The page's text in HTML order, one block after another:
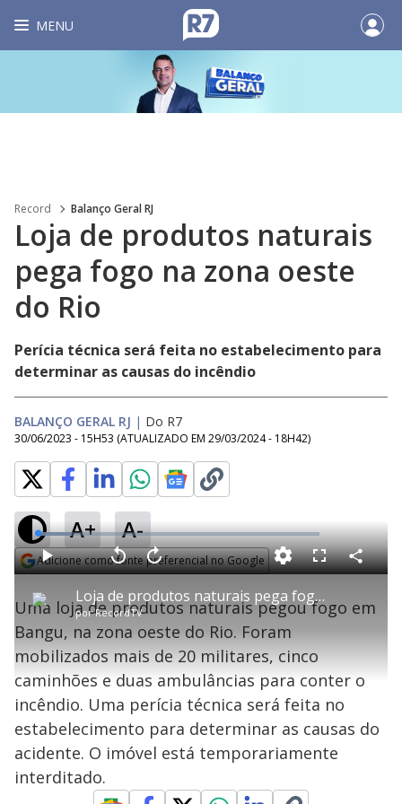
MENU
Record Balanço Geral RJ
Loja de produtos naturais
pega fogo na zona oeste
do Rio
Perícia técnica será feita no estabelecimento para
determinar as causas do incêndio
BALANÇO GERAL RJ | Do R7
30/06/2023 - 15H53 (ATUALIZADO EM 29/03/2024 - 18H42)
A+ A-
Adicione como fonte preferencial no Google
P
l
a
y
Loja de produtos naturais pega fogo na zona oeste do Rio
porRecordTV
P V
t
a
r
0
e
g
n
d
s
A
n
ç
a
1
u
n
o
s
M
u
L
o
a
d
e
1
.
2
1
F
l
s
c
C
o
a
r
Uma loja de produtos naturais pegou fogo em
Bangu, na zona oeste do Rio. Foram
mobilizados mais de 20 militares, cinco
caminhões e duas ambulâncias para conter o
incêndio. Uma perícia técnica será feita no
estabelecimento para determinar as causas do
acidente. O imóvel está temporariamente
interditado.